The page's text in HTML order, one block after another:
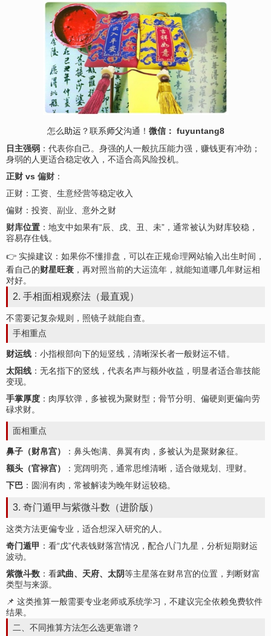
怎么助运 ？联系师父沟通！ 微信： fuyuntang8
日主强弱 ：代表你自己。身强的人一般抗压能力强，赚钱更有冲劲；
身弱的人更适合稳定收入，不适合高风险投机。
正财 vs 偏财 ：
正财：工资、生意经营等稳定收入
偏财：投资、 副业、意外之财
财库位置 ：地支中如果有“辰、戌、丑、未”，通常被认为财库较稳，
容易存住钱。
👉 实操建议：如果你不懂排盘，可以在正规命理网站输入出生时间，
看自己的财星旺衰 ，再对照当前的大运流年，就能知道哪几年财运相
对好。
2. 手相面相观察法（最直观）
不需要记复杂规则，照镜子就能自查。
手相重点
财运线 ：小指根部向下的短竖线，清晰深长者一般财运不错。
太阳线 ：无名指下的竖线，代表名声与额外收益，明显者适合靠技能
变现。
手掌厚度 ：肉厚软弹，多被视为聚财型；骨节分明、偏硬则更偏向劳
碌求财。
面相重点
鼻子（财帛宫）
：鼻头饱满、鼻翼有肉，多被认为是聚财象征。
额头（官禄宫）
：宽阔明亮，通常思维清晰，适合做规划、理财。
下巴 ：圆润有肉，常被解读为晚年财运较稳。
3. 奇门遁甲与紫微斗数（进阶版）
这类方法更偏专业，适合想深入研究的人。
奇门遁甲 ：看“戊”代表钱财落宫情况，配合八门九星，分析短期财运
波动。
紫微斗数 ：看武曲、天府、太阴等主星落在财帛宫的位置，判断财富
类型与来源。
📌 这类推算一般需要专业老师或系统学习，不建议完全依赖免费软件
结果。
二、不同推算方法怎么选更靠谱？